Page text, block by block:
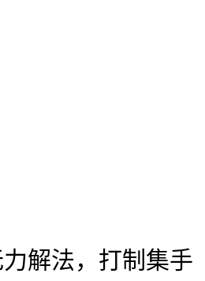
解法，打制集手